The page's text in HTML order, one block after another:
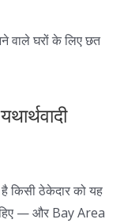
वाले घरों के लिए छत
किसी ठेकेदार को यह
— और Bay Area